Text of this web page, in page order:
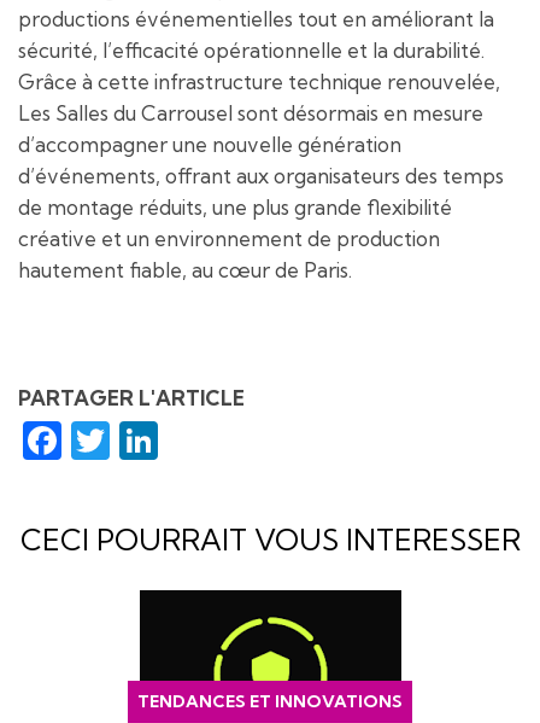
productions événementielles tout en améliorant la
sécurité, l’efficacité opérationnelle et la durabilité.
Grâce à cette infrastructure technique renouvelée,
Les Salles du Carrousel sont désormais en mesure
d’accompagner une nouvelle génération
d’événements, offrant aux organisateurs des temps
de montage réduits, une plus grande flexibilité
créative et un environnement de production
hautement fiable, au cœur de Paris.
PARTAGER L'ARTICLE
Facebook
Twitter
CECI POURRAIT VOUS INTERESSER
TENDANCES ET INNOVATIONS